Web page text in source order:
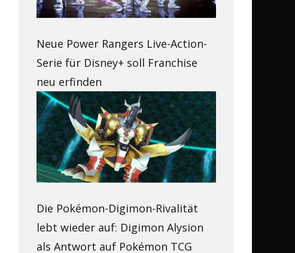
Neue Power Rangers Live-Action-
Serie für Disney+ soll Franchise
neu erfinden
Die Pokémon-Digimon-Rivalität
lebt wieder auf: Digimon Alysion
als Antwort auf Pokémon TCG